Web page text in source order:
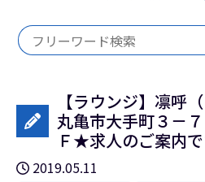
【ラウンジ】凛呼
丸亀市大手町３－
Ｆ★求人のご案内
2019.05.11